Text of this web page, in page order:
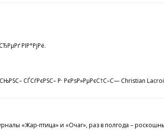
РІР°РјРё.
СЃСѓРєРЅС– Р· РєРѕР»РµРєС†С–С— Christian
«Жар-птица» и «Очаг», раз в полгода –